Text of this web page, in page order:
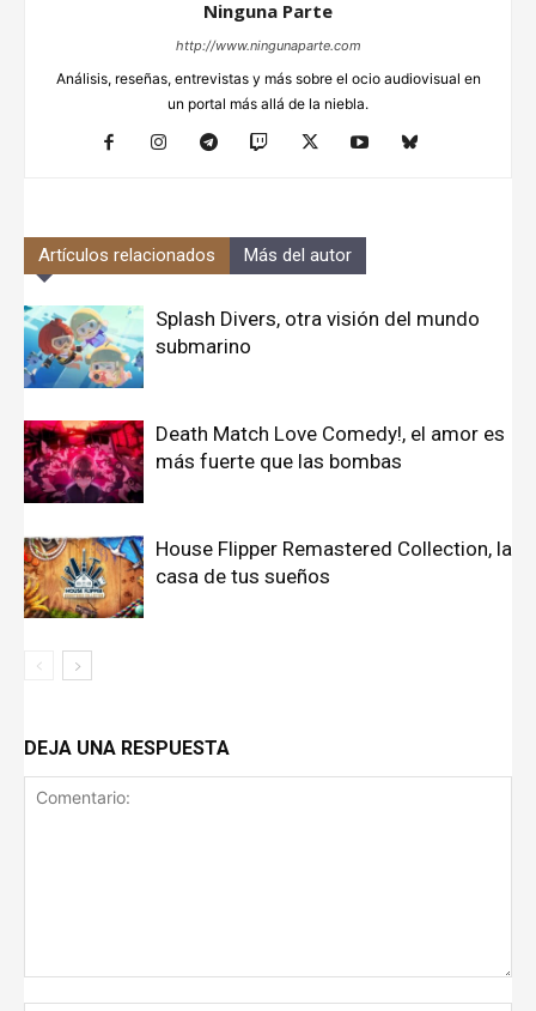
Ninguna Parte
http://www.ningunaparte.com
Análisis, reseñas, entrevistas y más sobre el ocio audiovisual en
un portal más allá de la niebla.
Artículos relacionados Más del autor
Splash Divers, otra visión del mundo
submarino
Death Match Love Comedy!, el amor es
más fuerte que las bombas
House Flipper Remastered Collection, la
casa de tus sueños
DEJA UNA RESPUESTA